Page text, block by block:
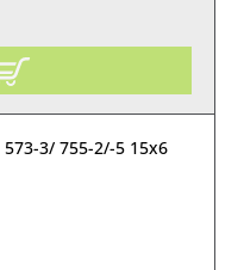
573-3/ 755-2/-5 15x6